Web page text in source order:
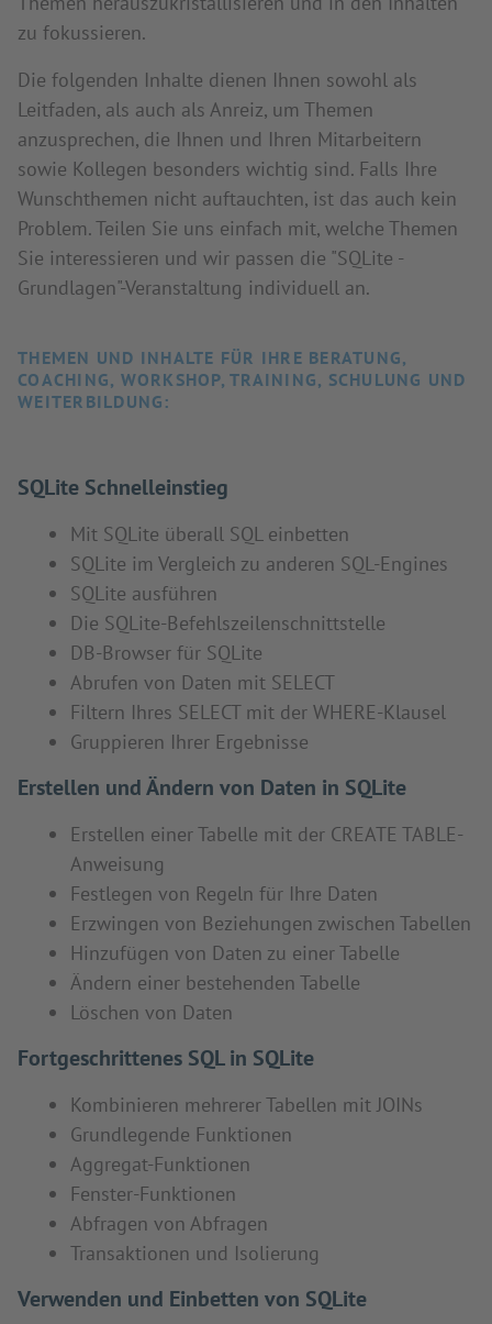
zu fokussieren.
Die folgenden Inhalte dienen Ihnen sowohl als
Leitfaden, als auch als Anreiz, um Themen
anzusprechen, die Ihnen und Ihren Mitarbeitern
sowie Kollegen besonders wichtig sind. Falls Ihre
Wunschthemen nicht auftauchten, ist das auch kein
Problem. Teilen Sie uns einfach mit, welche Themen
Sie interessieren und wir passen die "SQLite -
Grundlagen"-Veranstaltung individuell an.
THEMEN UND INHALTE FÜR IHRE BERATUNG,
COACHING, WORKSHOP, TRAINING, SCHULUNG UND
WEITERBILDUNG:
SQLite Schnelleinstieg
Mit SQLite überall SQL einbetten
SQLite im Vergleich zu anderen SQL-Engines
SQLite ausführen
Die SQLite-Befehlszeilenschnittstelle
DB-Browser für SQLite
Abrufen von Daten mit SELECT
Filtern Ihres SELECT mit der WHERE-Klausel
Gruppieren Ihrer Ergebnisse
Erstellen und Ändern von Daten in SQLite
Erstellen einer Tabelle mit der CREATE TABLE-
Anweisung
Festlegen von Regeln für Ihre Daten
Erzwingen von Beziehungen zwischen Tabellen
Hinzufügen von Daten zu einer Tabelle
Ändern einer bestehenden Tabelle
Löschen von Daten
Fortgeschrittenes SQL in SQLite
Kombinieren mehrerer Tabellen mit JOINs
Grundlegende Funktionen
Aggregat-Funktionen
Fenster-Funktionen
Abfragen von Abfragen
Transaktionen und Isolierung
Verwenden und Einbetten von SQLite